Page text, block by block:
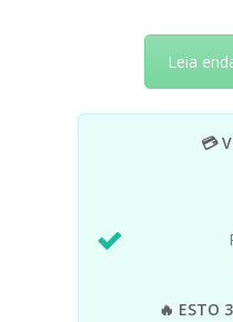
Leia
💳
🔥 ESTO